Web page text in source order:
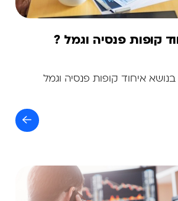
קופות פנסיה וגמל ?
איחוד קופות פנסיה וגמל